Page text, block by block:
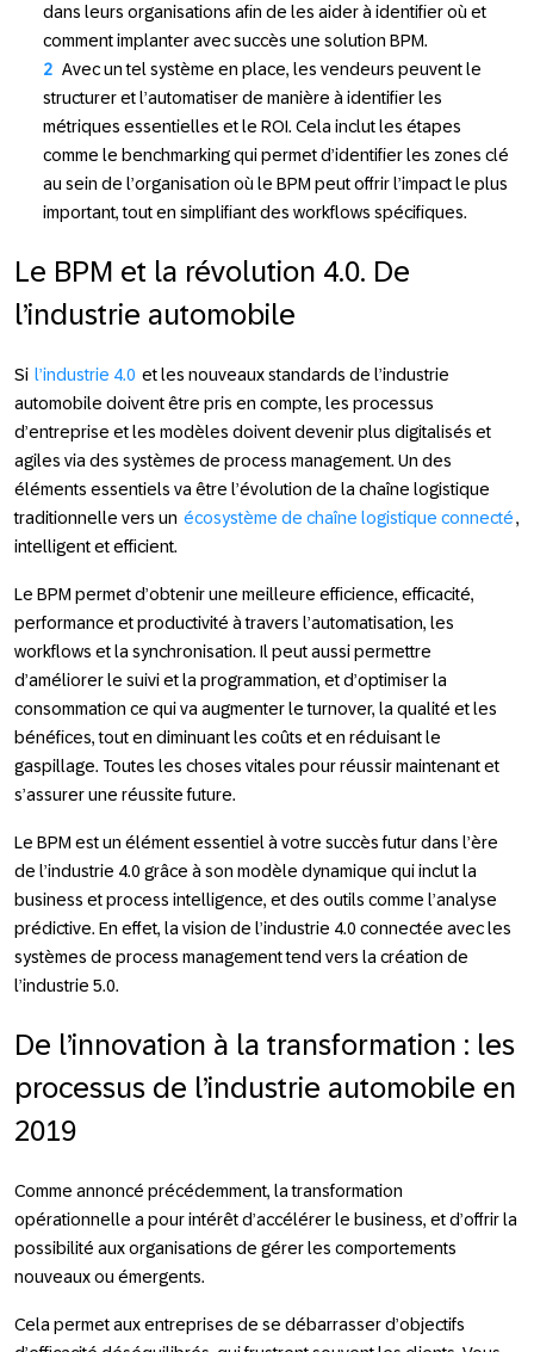
dans leurs organisations afin de les aider à identifier où et
comment implanter avec succès une solution BPM.
Avec un tel système en place, les vendeurs peuvent le
structurer et l’automatiser de manière à identifier les
métriques essentielles et le ROI. Cela inclut les étapes
comme le benchmarking qui permet d’identifier les zones clé
au sein de l’organisation où le BPM peut offrir l’impact le plus
important, tout en simplifiant des workflows spécifiques.
Le BPM et la révolution 4.0. De
l’industrie automobile
Si l’industrie 4.0 et les nouveaux standards de l’industrie
automobile doivent être pris en compte, les processus
d’entreprise et les modèles doivent devenir plus digitalisés et
agiles via des systèmes de process management. Un des
éléments essentiels va être l’évolution de la chaîne logistique
traditionnelle vers un écosystème de chaîne logistique connecté,
intelligent et efficient.
Le BPM permet d’obtenir une meilleure efficience, efficacité,
performance et productivité à travers l’automatisation, les
workflows et la synchronisation. Il peut aussi permettre
d’améliorer le suivi et la programmation, et d’optimiser la
consommation ce qui va augmenter le turnover, la qualité et les
bénéfices, tout en diminuant les coûts et en réduisant le
gaspillage. Toutes les choses vitales pour réussir maintenant et
s’assurer une réussite future.
Le BPM est un élément essentiel à votre succès futur dans l’ère
de l’industrie 4.0 grâce à son modèle dynamique qui inclut la
business et process intelligence, et des outils comme l’analyse
prédictive. En effet, la vision de l’industrie 4.0 connectée avec les
systèmes de process management tend vers la création de
l’industrie 5.0.
De l’innovation à la transformation : les
processus de l’industrie automobile en
2019
Comme annoncé précédemment, la transformation
opérationnelle a pour intérêt d’accélérer le business, et d’offrir la
possibilité aux organisations de gérer les comportements
nouveaux ou émergents.
Cela permet aux entreprises de se débarrasser d’objectifs